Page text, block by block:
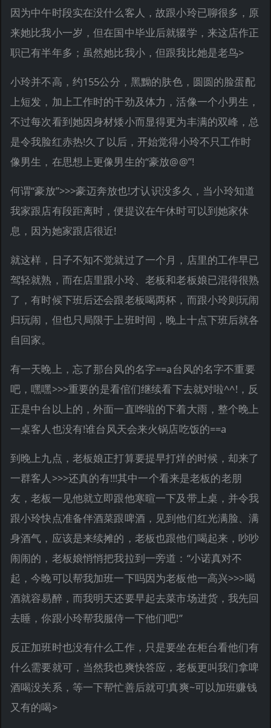
因为中午时段实在没什么客人，故跟小玲已聊很多，原
来她比我小一岁，但在国中毕业后就辍学，来这店作正
职已有半年多；虽然她比我小，但跟我比她是老鸟>
小玲并不高，约155公分，黑黝的肤色，圆圆的脸蛋配
上短发，加上工作时的干劲及体力，活像一个小男生，
不过每次看到她因身材矮小而显得更为丰满的双峰，总
是令我脸红赤热!久了以后，开始觉得小玲不只工作时
像男生，在思想上更像男生的“豪放@@”!
何谓“豪放”>>>豪迈奔放也!才认识没多久，当小玲知道
我家跟店有段距离时，便提议在午休时可以到她家休
息，因为她家跟店很近!
就这样，日子不知不觉就过了一个月，店里的工作早已
驾轻就熟，而在店里跟小玲、老板和老板娘已混得很熟
了，有时候下班后还会跟老板喝两杯，而跟小玲则玩闹
归玩闹，但也只局限于上班时间，晚上十点下班后就各
自回家。
有一天晚上，忘了那台风的名字==a台风的名字不重要
吧，嘿嘿>>>重要的是看倌们继续看下去就对啦^^!，反
正是中台以上的，外面一直哗啦的下着大雨，整个晚上
一桌客人也没有!谁台风天会来火锅店吃饭的==a
到晚上九点，老板娘正打算要提早打烊的时候，却来了
一群客人>>>还真的有!!!其中一个看来是老板的老朋
友，老板一见他就立即跟他寒暄一下及带上桌，并令我
跟小玲快点准备伴酒菜跟啤酒，见到他们红光满脸、满
身酒气，应该是来续摊的，老板也跟他们喝起来，吵吵
闹闹的，老板娘悄悄把我拉到一旁道：“小诺真对不
起，今晚可以帮我加班一下吗因为老板他一高兴>>>喝
酒就容易醉，而我明天还要早起去菜市场进货，我先回
去睡，你跟小玲帮我服侍一下他们吧!”
反正加班时也没有什么工作，只是要坐在柜台看他们有
什么需要就可，当然我也爽快答应，老板更叫我们拿啤
酒喝没关系，等一下帮忙善后就可!真爽~可以加班赚钱
又有的喝>